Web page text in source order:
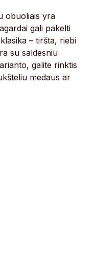
obuoliais yra
gali pakelti
– tiršta, riebi
su saldesniu
galite rinktis
medaus ar